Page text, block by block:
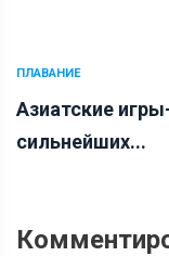
ПЛАВАНИЕ
Азиатские
сильнейших...